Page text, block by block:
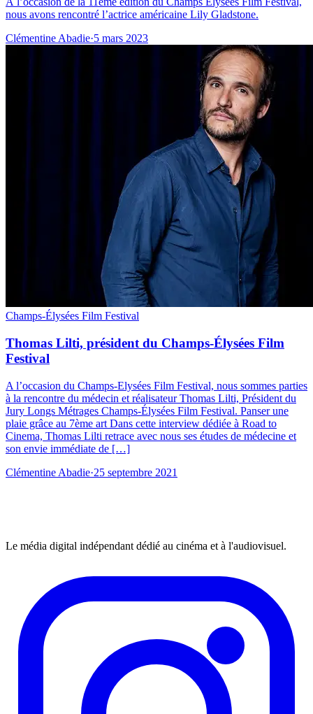
nous avons rencontré l’actrice américaine Lily Gladstone.
Clémentine Abadie·5 mars 2023
Champs-Élysées Film Festival
Thomas Lilti, président du Champs-Élysées Film
Festival
A l’occasion du Champs-Elysées Film Festival, nous sommes parties
à la rencontre du médecin et réalisateur Thomas Lilti, Président du
Jury Longs Métrages Champs-Élysées Film Festival. Panser une
plaie grâce au 7ème art Dans cette interview dédiée à Road to
Cinema, Thomas Lilti retrace avec nous ses études de médecine et
son envie immédiate de […]
Clémentine Abadie·25 septembre 2021
Le média digital indépendant dédié au cinéma et à l'audiovisuel.